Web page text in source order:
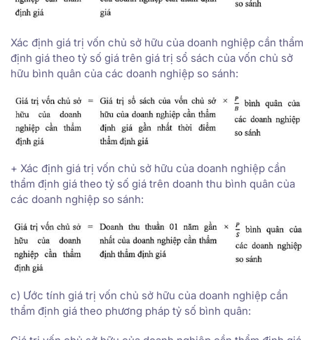
Xác định giá trị vốn chủ sở hữu của doanh nghiệp cần thẩm
định giá theo tỷ số giá trên giá trị sổ sách của vốn chủ sở
hữu bình quân của các doanh nghiệp so sánh:
+ Xác định giá trị vốn chủ sở hữu của doanh nghiệp cần
thẩm định giá theo tỷ số giá trên doanh thu bình quân của
các doanh nghiệp so sánh:
c) Ước tính giá trị vốn chủ sở hữu của doanh nghiệp cần
thẩm định giá theo phương pháp tỷ số bình quân: